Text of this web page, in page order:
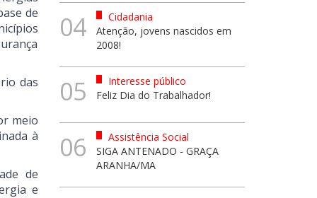
de
das
meio
à
de
e
04
Cidadania
Atenção, jovens nascidos em
2008!
05
Interesse público
Feliz Dia do Trabalhador!
06
Assistência Social
SIGA ANTENADO - GRAÇA
ARANHA/MA